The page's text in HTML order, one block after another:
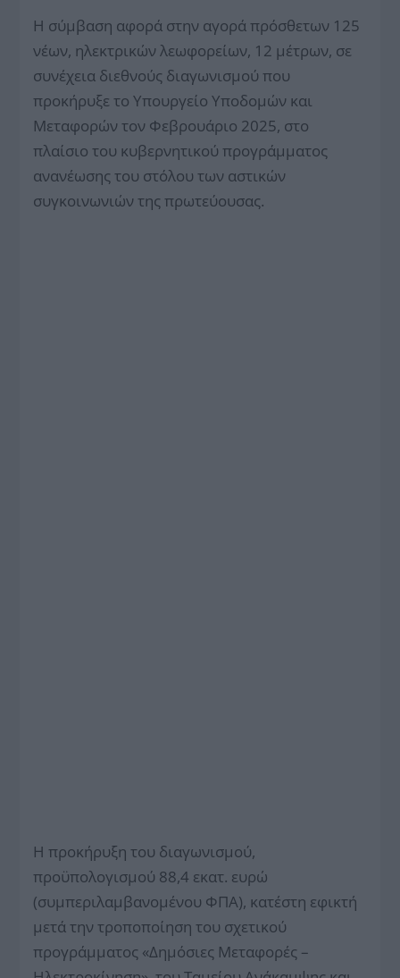
Η σύμβαση αφορά στην αγορά πρόσθετων 125
νέων, ηλεκτρικών λεωφορείων, 12 μέτρων, σε
συνέχεια διεθνούς διαγωνισμού που
προκήρυξε το Υπουργείο Υποδομών και
Μεταφορών τον Φεβρουάριο 2025, στο
πλαίσιο του κυβερνητικού προγράμματος
ανανέωσης του στόλου των αστικών
συγκοινωνιών της πρωτεύουσας.
Η προκήρυξη του διαγωνισμού,
προϋπολογισμού 88,4 εκατ. ευρώ
(συμπεριλαμβανομένου ΦΠΑ), κατέστη εφικτή
μετά την τροποποίηση του σχετικού
προγράμματος «Δημόσιες Μεταφορές –